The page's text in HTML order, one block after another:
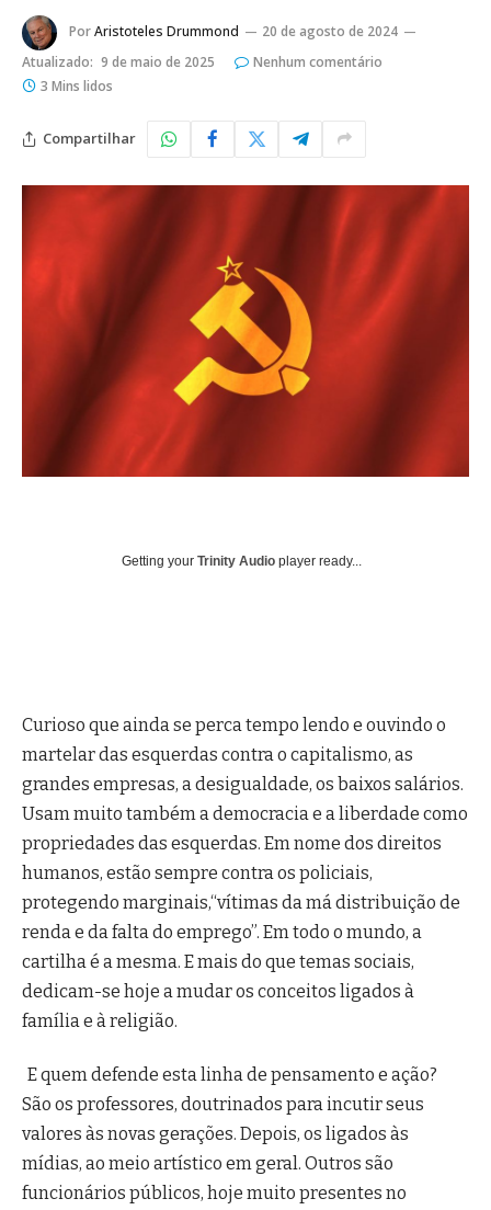
PorAristoteles Drummond
20 de agosto de 2024
Atualizado: 9 de maio de 2025
Nenhum comentário
3 Mins lidos
Compartilhar
Getting your Trinity Audio player ready...
Curioso que ainda se perca tempo lendo e ouvindo o
martelar das esquerdas contra o capitalismo, as
grandes empresas, a desigualdade, os baixos salários.
Usam muito também a democracia e a liberdade como
propriedades das esquerdas. Em nome dos direitos
humanos, estão sempre contra os policiais,
protegendo marginais,“vítimas da má distribuição de
renda e da falta do emprego”. Em todo o mundo, a
cartilha é a mesma. E mais do que temas sociais,
dedicam-se hoje a mudar os conceitos ligados à
família e à religião.
E quem defende esta linha de pensamento e ação?
São os professores, doutrinados para incutir seus
valores às novas gerações. Depois, os ligados às
mídias, ao meio artístico em geral. Outros são
funcionários públicos, hoje muito presentes no